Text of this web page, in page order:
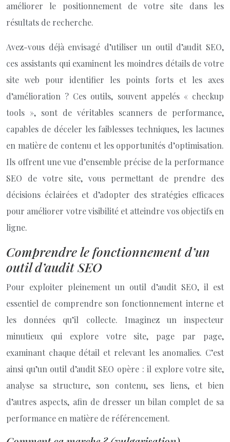
améliorer le positionnement de votre site dans les
résultats de recherche.
Avez-vous déjà envisagé d’utiliser un outil d’audit SEO,
ces assistants qui examinent les moindres détails de votre
site web pour identifier les points forts et les axes
d’amélioration ? Ces outils, souvent appelés « checkup
tools », sont de véritables scanners de performance,
capables de déceler les faiblesses techniques, les lacunes
en matière de contenu et les opportunités d’optimisation.
Ils offrent une vue d’ensemble précise de la performance
SEO de votre site, vous permettant de prendre des
décisions éclairées et d’adopter des stratégies efficaces
pour améliorer votre visibilité et atteindre vos objectifs en
ligne.
Comprendre le fonctionnement d’un
outil d’audit SEO
Pour exploiter pleinement un outil d’audit SEO, il est
essentiel de comprendre son fonctionnement interne et
les données qu’il collecte. Imaginez un inspecteur
minutieux qui explore votre site, page par page,
examinant chaque détail et relevant les anomalies. C’est
ainsi qu’un outil d’audit SEO opère : il explore votre site,
analyse sa structure, son contenu, ses liens, et bien
d’autres aspects, afin de dresser un bilan complet de sa
performance en matière de référencement.